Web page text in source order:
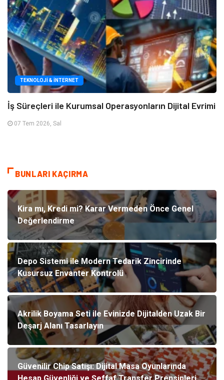
TEKNOLOJI & İNTERNET
İş Süreçleri ile Kurumsal Operasyonların Dijital Evrimi
07 Tem 2026, Sal
BUNLARI KAÇIRMA
Kira mı, Kredi mi? Karar Vermeden Önce Genel
Değerlendirme
Depo Sistemi ile Modern Tedarik Zincirinde
Kusursuz Envanter Kontrolü
Akrilik Boyama Seti ile Evinizde Dijitalden Uzak Bir
Deşarj Alanı Tasarlayın
Güvenilir Chip Satışı: Dijital Masa Oyunlarında